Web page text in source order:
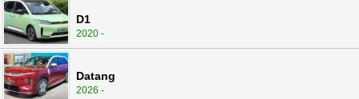
D1
2020 -
Datang
2026 -